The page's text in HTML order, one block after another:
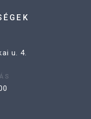
u. 4.